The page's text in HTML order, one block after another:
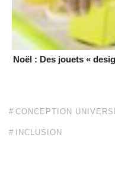
Noël : Des jouets «
CONCEPTION
INCLUSION